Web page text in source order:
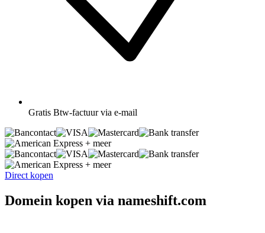
Gratis Btw-factuur via e-mail
+ meer
+ meer
Direct kopen
Domein kopen via nameshift.com